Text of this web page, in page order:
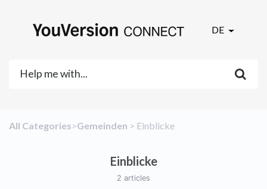
DE
All Categories​>​​Gemeinden ​ > ​ ​Einblicke
Einblicke
2 articles